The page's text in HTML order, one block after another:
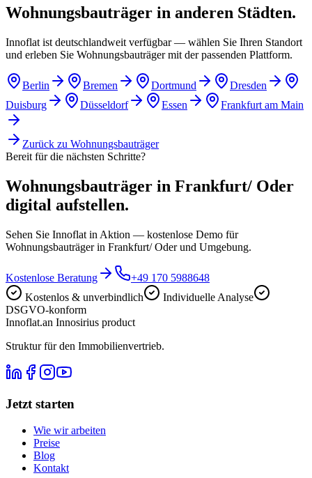
Wohnungsbauträger in anderen Städten.
Innoflat ist deutschlandweit verfügbar — wählen Sie Ihren Standort
und erleben Sie Wohnungsbauträger mit der passenden Plattform.
Berlin Bremen Dortmund
Dresden
Duisburg
Düsseldorf Essen Frankfurt am Main
Zurück zu Wohnungsbauträger
Bereit für die nächsten Schritte?
Wohnungsbauträger in Frankfurt/ Oder
digital aufstellen.
Sehen Sie Innoflat in Aktion — kostenlose Demo für
Wohnungsbauträger in Frankfurt/ Oder und Umgebung.
Kostenlose Beratung
+49 170 5988648
Kostenlos & unverbindlich
Individuelle Analyse
DSGVO-konform
Innoflat.an Innosirius product
Struktur für den Immobilienvertrieb.
Jetzt starten
Wie wir arbeiten
Preise
Blog
Kontakt